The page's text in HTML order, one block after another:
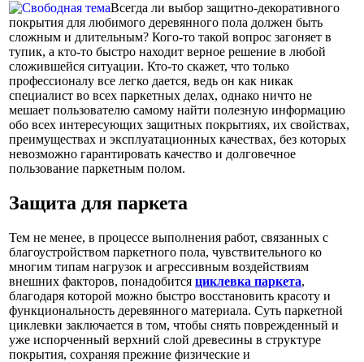
Всегда ли выбор защитно-декоративного
покрытия для любимого деревянного пола должен быть
сложным и длительным? Кого-то такой вопрос загоняет в
тупик, а кто-то быстро находит верное решение в любой
сложившейся ситуации. Кто-то скажет, что только
профессионалу все легко дается, ведь он как никак
специалист во всех паркетных делах, однако ничто не
мешает пользователю самому найти полезную информацию
обо всех интересующих защитных покрытиях, их свойствах,
преимуществах и эксплуатационных качествах, без которых
невозможно гарантировать качество и долговечное
пользование паркетным полом.
Защита для паркета
Тем не менее, в процессе выполнения работ, связанных с
благоустройством паркетного пола, чувствительного ко
многим типам нагрузок и агрессивным воздействиям
внешних факторов, понадобится циклевка паркета,
благодаря которой можно быстро восстановить красоту и
функциональность деревянного материала. Суть паркетной
циклевки заключается в том, чтобы снять поврежденный и
уже испорченный верхний слой древесины в структуре
покрытия, сохраняя прежние физические и